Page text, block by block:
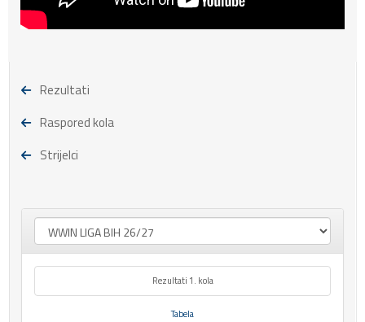
Rezultati
Raspored kola
Strijelci
Rezultati 1. kola
Tabela